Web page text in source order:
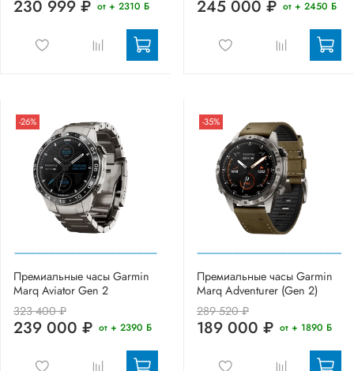
230 999 ₽ от + 2310 Б 245 000 ₽ от + 2450 Б
-26%
Премиальные часы Garmin
Marq Aviator Gen 2
323 400 ₽
239 000 ₽ от + 2390 Б
-35%
Премиальные часы Garmin
Marq Adventurer (Gen 2)
289 520 ₽
189 000 ₽ от + 1890 Б